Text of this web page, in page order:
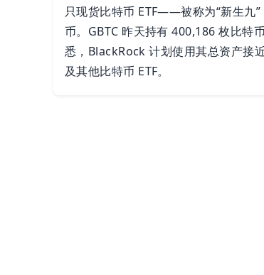
只现货比特币 ETF——被称为“新生九
币。GBTC 昨天持有 400,186 枚比特
悉，BlackRock 计划使用其总资产接
及其他比特币 ETF。